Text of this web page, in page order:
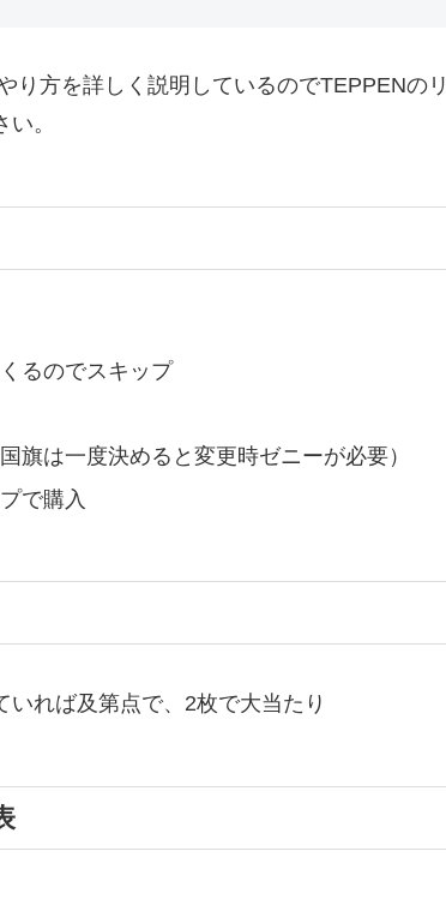
り方を詳しく説明しているのでTEPPENのリ
。
るのでスキップ
旗は一度決めると変更時ゼニーが必要）
で購入
れば及第点で、2枚で大当たり